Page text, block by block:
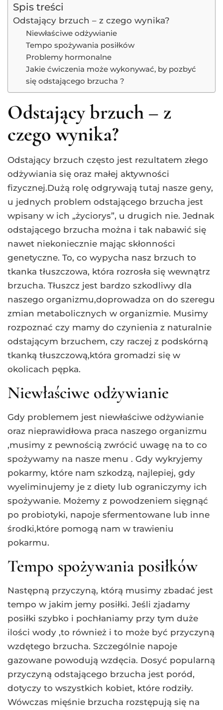
Spis treści
Odstający brzuch – z czego wynika?
Niewłaściwe odżywianie
Tempo spożywania posiłków
Problemy hormonalne
Jakie ćwiczenia może wykonywać, by pozbyć
się odstającego brzucha ?
Odstający brzuch – z
czego wynika?
Odstający brzuch często jest rezultatem złego
odżywiania się oraz małej aktywności
fizycznej.Dużą rolę odgrywają tutaj nasze geny,
u jednych problem odstającego brzucha jest
wpisany w ich „życiorys”, u drugich nie. Jednak
odstającego brzucha można i tak nabawić się
nawet niekoniecznie mając skłonności
genetyczne. To, co wypycha nasz brzuch to
tkanka tłuszczowa, która rozrosła się wewnątrz
brzucha. Tłuszcz jest bardzo szkodliwy dla
naszego organizmu,doprowadza on do szeregu
zmian metabolicznych w organizmie. Musimy
rozpoznać czy mamy do czynienia z naturalnie
odstającym brzuchem, czy raczej z podskórną
tkanką tłuszczową,która gromadzi się w
okolicach pępka.
Niewłaściwe odżywianie
Gdy problemem jest niewłaściwe odżywianie
oraz nieprawidłowa praca naszego organizmu
,musimy z pewnością zwrócić uwagę na to co
spożywamy na nasze menu . Gdy wykryjemy
pokarmy, które nam szkodzą, najlepiej, gdy
wyeliminujemy je z diety lub ograniczymy ich
spożywanie. Możemy z powodzeniem sięgnąć
po probiotyki, napoje sfermentowane lub inne
środki,które pomogą nam w trawieniu
pokarmu.
Tempo spożywania posiłków
Następną przyczyną, którą musimy zbadać jest
tempo w jakim jemy posiłki. Jeśli zjadamy
posiłki szybko i pochłaniamy przy tym duże
ilości wody ,to również i to może być przyczyną
wzdętego brzucha. Szczególnie napoje
gazowane powodują wzdęcia. Dosyć popularną
przyczyną odstającego brzucha jest poród,
dotyczy to wszystkich kobiet, które rodziły.
Wówczas mięśnie brzucha rozstępują się na